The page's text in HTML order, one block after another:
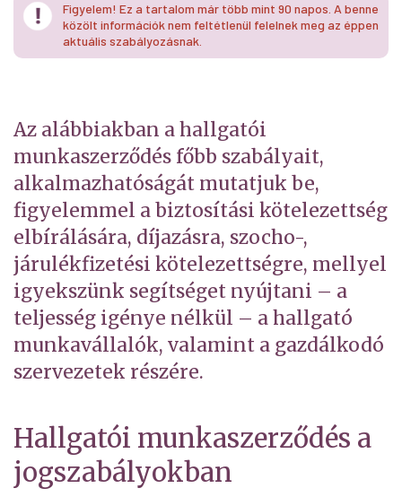
Figyelem! Ez a tartalom már több mint 90 napos. A benne
közölt információk nem feltétlenül felelnek meg az éppen
aktuális szabályozásnak.
Az alábbiakban a hallgatói
munkaszerződés főbb szabályait,
alkalmazhatóságát mutatjuk be,
figyelemmel a biztosítási kötelezettség
elbírálására, díjazásra, szocho-,
járulékfizetési kötelezettségre, mellyel
igyekszünk segítséget nyújtani – a
teljesség igénye nélkül – a hallgató
munkavállalók, valamint a gazdálkodó
szervezetek részére.
Hallgatói munkaszerződés a
jogszabályokban